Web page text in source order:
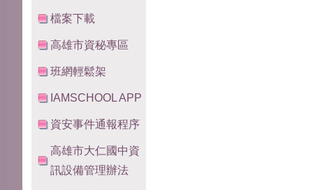
檔案下載
高雄市資秘專區
班網輕鬆架
IAMSCHOOL APP
資安事件通報程序
高雄市大仁國中資
訊設備管理辦法